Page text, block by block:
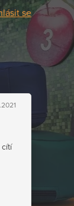
se
cítí